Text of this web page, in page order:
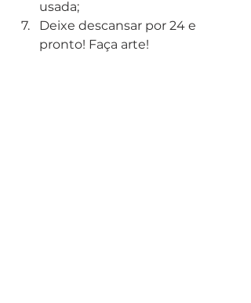
usada;
Deixe descansar por 24 e
pronto! Faça arte!